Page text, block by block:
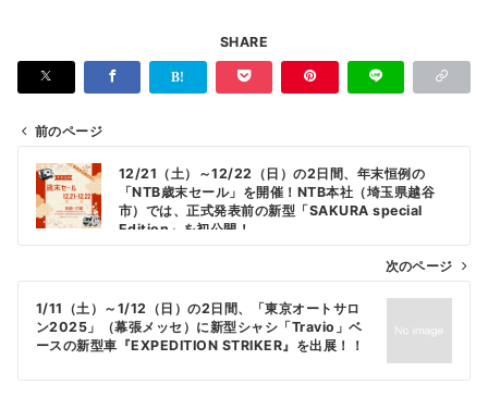
SHARE
投
稿
ナ
ビ
ゲ
ー
シ
ョ
前のページ
12/21（土）～12/22（日）の2日間、年末恒例の
「NTB歳末セール」を開催！NTB本社（埼玉県越谷
市）では、正式発表前の新型「SAKURA special
Edition」を初公開！
次のページ
1/11（土）～1/12（日）の2日間、「東京オートサロ
ン2025」（幕張メッセ）に新型シャシ「Travio」ベ
ースの新型車『EXPEDITION STRIKER』を出展！！